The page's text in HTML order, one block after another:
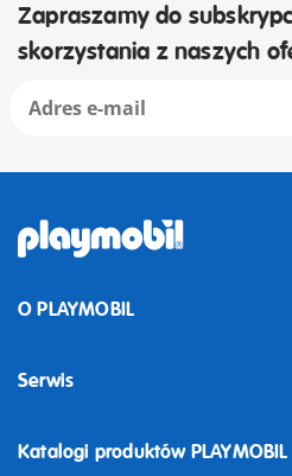
Zapraszamy do
skorzystania z naszych
O PLAYMOBIL
Serwis
Katalogi produktów PLAYMOBIL